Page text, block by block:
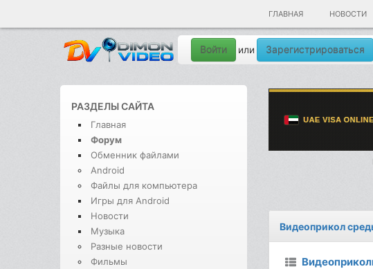
ГЛАВНАЯ НОВОСТИ
Войти или Зарегистрироваться
РАЗДЕЛЫ САЙТА
Главная
Форум
Обменник файлами
Android
Файлы для компьютера
Игры для Android
Новости
Музыка
Разные новости
Фильмы
Видеоприкол